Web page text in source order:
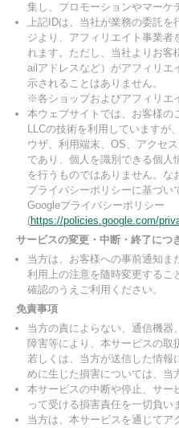
集し、プロモーションやマーケ
上記IDは、当社が業務の委託を
ジより、アフィリエイト事業
れます。ただし、当社よりお客
ailアドレスなど）がアフィリエ
示されることはありません。
※各ショップおよびアフィリエ
本ウェブサイトでは、お客様の
LLCの技術を利用していますが
ウザ、利用端末、OS、アクセ
であり、個人を識別できる個人
を行うものではありません。な
プライバシーポリシーに基づい
Googleプライバシーポリシー
(https://policies.google.com/
サービスの変更・中断・終了につ
当方は、お客様への事前通知
利用上の注意を随時変更するこ
確認のうえご利用ください。
免責事項
当方の責によらない、通信機
障害等により、本サービスの取
若しくは、当方が送信した情報
めに生じた損害については、当
本サービスの中断や停止、サー
って受ける損害責任を一切負い
当方は、本サービスを通じて